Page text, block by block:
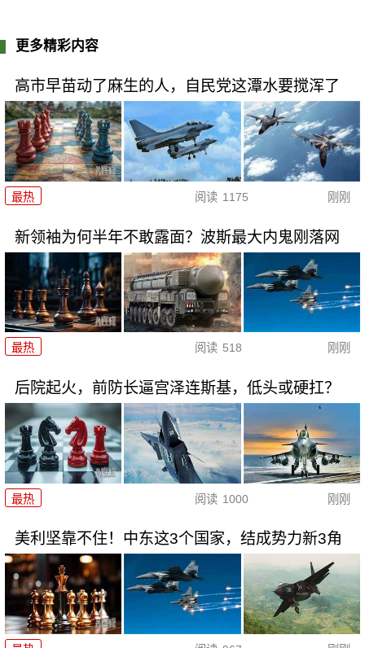
更多精彩内容
高市早苗动了麻生的人，自民党这潭水要搅浑了
最热 阅读 1175 刚刚
新领袖为何半年不敢露面？波斯最大内鬼刚落网
最热 阅读 518 刚刚
后院起火，前防长逼宫泽连斯基，低头或硬扛？
最热 阅读 1000 刚刚
美利坚靠不住！中东这3个国家，结成势力新3角